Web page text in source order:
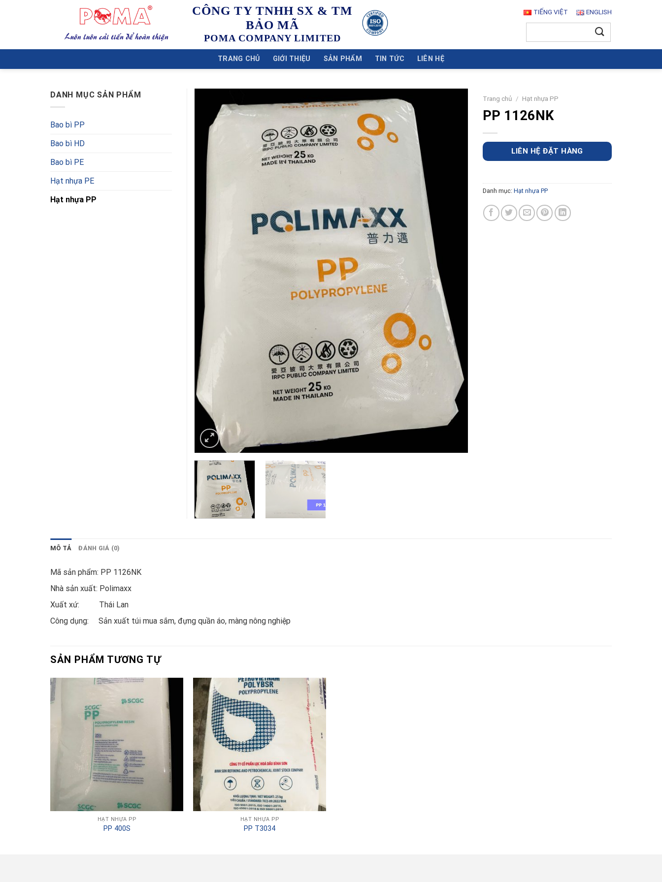
CÔNG TY TNHH SX & TM
BẢO MÃ
POMA COMPANY LIMITED
TIẾNG VIỆT ENGLISH
TRANG CHỦ GIỚI THIỆU SẢN PHẨM TIN TỨC LIÊN HỆ
Trang chủ / Hạt nhựa PP
PP 1126NK
LIÊN HỆ ĐẶT HÀNG
Danh mục: Hạt nhựa PP
DANH MỤC SẢN PHẨM
Bao bì PP
Bao bì HD
Bao bì PE
Hạt nhựa PE
Hạt nhựa PP
MÔ TẢ ĐÁNH GIÁ (0)
Mã sản phẩm: PP 1126NK
Nhà sản xuất: Polimaxx
Xuất xứ: Thái Lan
Công dụng: Sản xuất túi mua sắm, đựng quần áo, màng nông nghiệp
SẢN PHẨM TƯƠNG TỰ
HẠT NHỰA PP
PP 400S
HẠT NHỰA PP
PP T3034